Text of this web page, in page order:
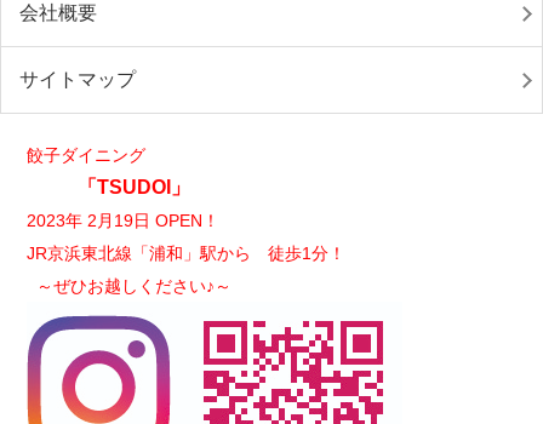
会社概要
サイトマップ
餃子ダイニング
「TSUDOI」
2023年 2月19日 OPEN！
JR京浜東北線「浦和」駅から 徒歩1分！
～ぜひお越しください♪～